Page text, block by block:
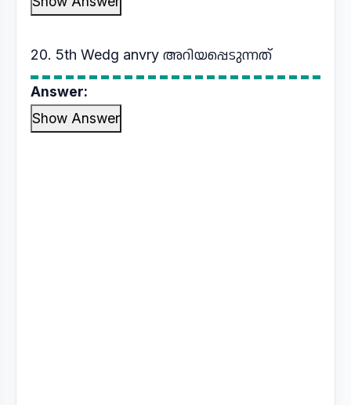
20. 5th Wedg anvry അറിയപ്പെടുന്നത്
Answer:
Show Answer